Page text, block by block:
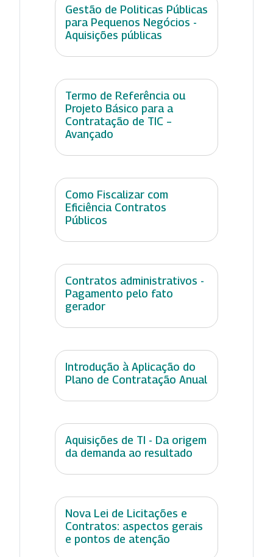
Gestão de Politicas Públicas
para Pequenos Negócios -
Aquisições públicas
Termo de Referência ou
Projeto Básico para a
Contratação de TIC –
Avançado
Como Fiscalizar com
Eficiência Contratos
Públicos
Contratos administrativos -
Pagamento pelo fato
gerador
Introdução à Aplicação do
Plano de Contratação Anual
Aquisições de TI - Da origem
da demanda ao resultado
Nova Lei de Licitações e
Contratos: aspectos gerais
e pontos de atenção